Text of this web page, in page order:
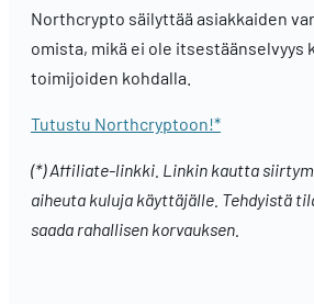
Northcrypto säilyttää asiakkaiden
omista, mikä ei ole itsestäänselvyys
toimijoiden kohdalla.
Tutustu Northcryptoon!*
(*) Affiliate-linkki. Linkin kautta
aiheuta kuluja käyttäjälle. Tehdyistä
saada rahallisen korvauksen.